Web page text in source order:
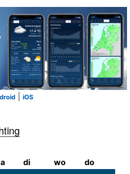
iOS
di wo do